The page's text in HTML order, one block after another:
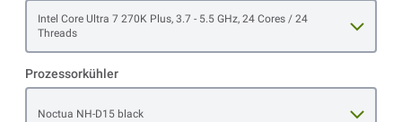
Intel Core Ultra 7 270K Plus, 3.7 - 5.5 GHz, 24 Cores / 24
Threads
Open item options
Prozessorkühler
Noctua NH-D15 black